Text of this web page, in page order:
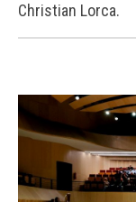
Académicas/os
Christian Lorca.